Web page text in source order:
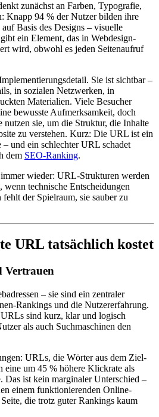
zunächst an Farben, Typografie,
Knapp 94 % der Nutzer bilden ihre
Basis des Designs – visuelle
ein Element, das in Webdesign-
wird, obwohl es jeden Seitenaufruf
Sie ist sichtbar –
in sozialen Netzwerken, in
Materialien. Viele Besucher
bewusste Aufmerksamkeit, doch
nutzen sie, um die Struktur, die Inhalte
zu verstehen. Kurz: Die URL ist ein
und ein schlechter URL schadet
dem SEO-Ranking.
wieder: URL-Strukturen werden
wenn technische Entscheidungen
der Spielraum, sie sauber zu
URL tatsächlich kostet
Vertrauen
– sie sind ein zentraler
Rankings und die Nutzererfahrung.
sind kurz, klar und logisch
als auch Suchmaschinen den
URLs, die Wörter aus dem Ziel-
eine um 45 % höhere Klickrate als
ist kein marginaler Unterschied –
einem funktionierenden Online-
die trotz guter Rankings kaum